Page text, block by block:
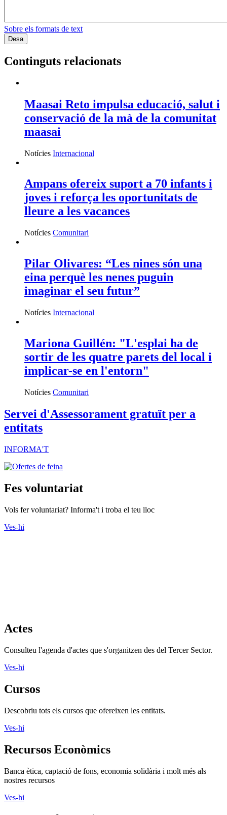
Sobre els formats de text
Continguts relacionats
Maasai Reto impulsa educació, salut i
conservació de la mà de la comunitat
maasai
Notícies Internacional
Ampans ofereix suport a 70 infants i
joves i reforça les oportunitats de
lleure a les vacances
Notícies Comunitari
Pilar Olivares: “Les nines són una
eina perquè les nenes puguin
imaginar el seu futur”
Notícies Internacional
Mariona Guillén: "L'esplai ha de
sortir de les quatre parets del local i
implicar-se en l'entorn"
Notícies Comunitari
Servei d'Assessorament gratuït per a
entitats
INFORMA'T
Fes voluntariat
Vols fer voluntariat? Informa't i troba el teu lloc
Ves-hi
nostres recursos
Ves-hi
Recursos formació
Crèdits de lliure elecció, formació, gestió i molt més als nostres
recursos
Ves-hi